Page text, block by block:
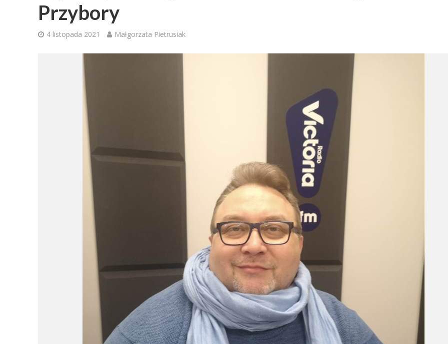
Przybory
4 listopada 2021 Małgorzata Pietrusiak